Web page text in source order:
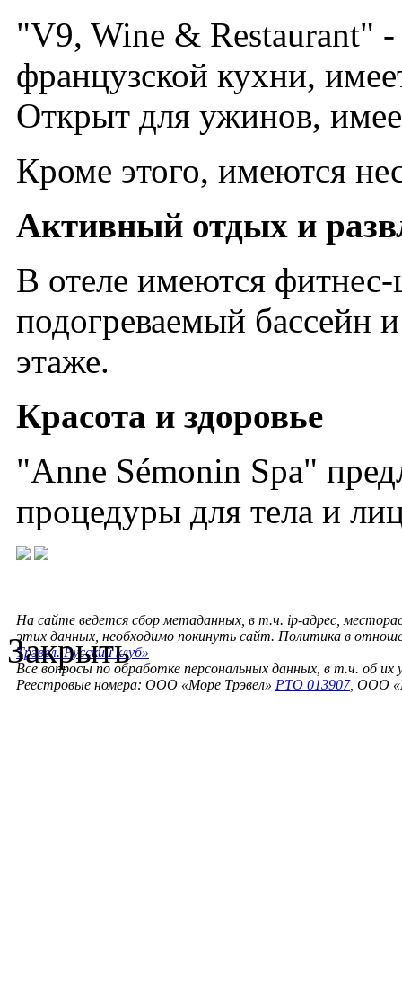
"V9, Wine & Restaurant" -
французской кухни,
Открыт для ужинов,
Кроме этого, имеются
Активный отдых и
В отеле имеются
подогреваемый бассейн
этаже.
Красота и здоровье
"Anne Sémonin Spa"
процедуры для тела и
На сайте ведется сбор метаданных, в т.ч. ip-адрес,
этих данных, необходимо покинуть сайт. Политика в
Трэвел. Русский клуб»
Все вопросы по обработке персональных данных, в т.ч. об их
Реестровые номера: ООО «Море Трэвел» РТО 013907, ООО
Закрыть